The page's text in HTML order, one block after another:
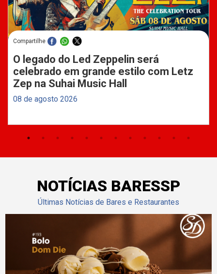
Compartilhe
O legado do Led Zeppelin será
celebrado em grande estilo com Letz
Zep na Suhai Music Hall
08 de agosto 2026
NOTÍCIAS BARESSP
Últimas Notícias de Bares e Restaurantes